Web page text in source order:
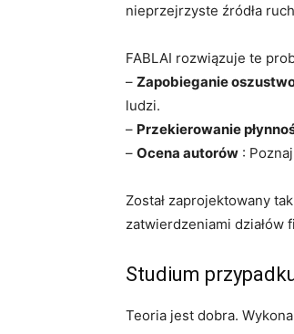
nieprzejrzyste źródła
FABLAI rozwiązuje te
– Zapobieganie
ludzi.
– Przekierowanie
– Ocena autorów :
Został zaprojektowany
zatwierdzeniami działów
Studium
Teoria jest dobra.